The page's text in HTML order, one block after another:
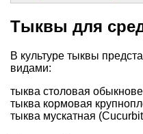
Тыквы для
В культуре тыквы
видами:
тыква столовая
тыква кормовая
тыква мускатная